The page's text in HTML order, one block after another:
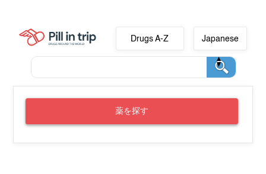
Drugs A-Z Japanese
薬を探す